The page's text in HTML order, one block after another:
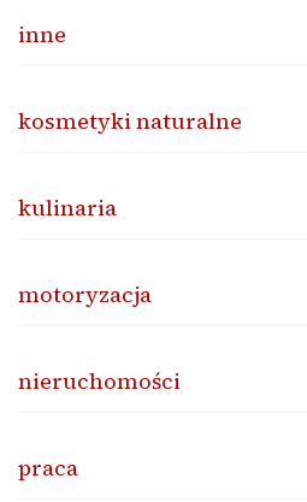
inne
kosmetyki naturalne
kulinaria
motoryzacja
nieruchomości
praca